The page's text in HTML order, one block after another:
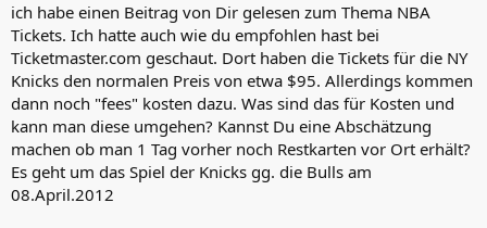
ich habe einen Beitrag von Dir gelesen zum Thema NBA
Tickets. Ich hatte auch wie du empfohlen hast bei
Ticketmaster.com geschaut. Dort haben die Tickets für die NY
Knicks den normalen Preis von etwa $95. Allerdings kommen
dann noch "fees" kosten dazu. Was sind das für Kosten und
kann man diese umgehen? Kannst Du eine Abschätzung
machen ob man 1 Tag vorher noch Restkarten vor Ort erhält?
Es geht um das Spiel der Knicks gg. die Bulls am
08.April.2012